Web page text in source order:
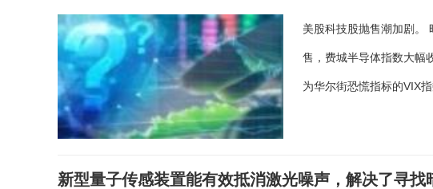
美股科技股抛售潮加剧。
售，费城半导体指数大幅
为华尔街恐慌指标的VIX
新型量子传感装置能有效抵消激光噪声，解决了寻